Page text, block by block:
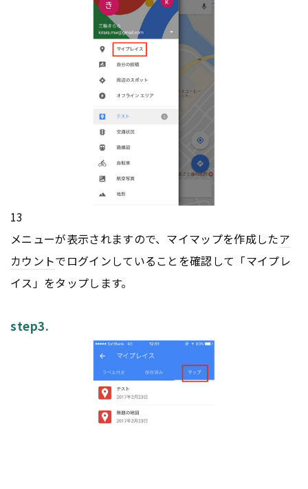
13
メニューが表示されますので、マイマップを作成したア
カウントでログインしていることを確認して「マイプレ
イス」をタップします。
step3.